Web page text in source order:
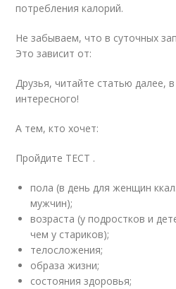
потребления калорий.
Не забываем, что в суточных
Это зависит от:
Друзья, читайте статью далее,
интересного!
А тем, кто хочет:
Пройдите ТЕСТ .
пола (в день для женщин
мужчин);
возраста (у подростков и
чем у стариков);
телосложения;
образа жизни;
состояния здоровья;